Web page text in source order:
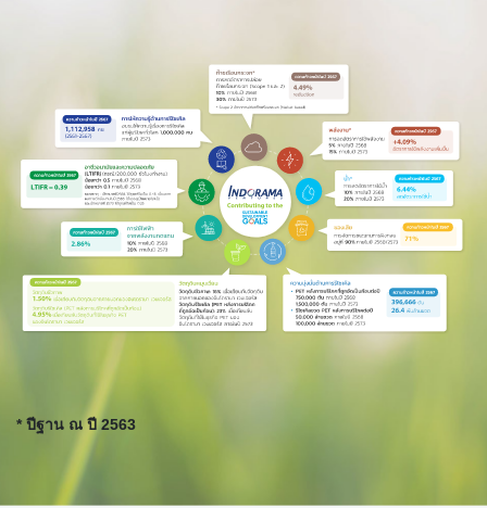
* ปีฐาน ณ ปี 2563